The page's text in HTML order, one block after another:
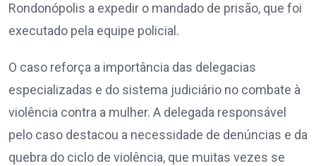
Rondonópolis a expedir o mandado de prisão, que foi
executado pela equipe policial.
O caso reforça a importância das delegacias
especializadas e do sistema judiciário no combate à
violência contra a mulher. A delegada responsável
pelo caso destacou a necessidade de denúncias e da
quebra do ciclo de violência, que muitas vezes se